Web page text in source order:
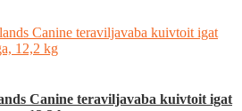
Canine teraviljavaba kuivtoit igat